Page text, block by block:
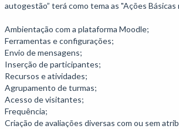
autogestão” terá como tema as "Ações
Ambientação com a plataforma Moodle;
Ferramentas e configurações;
Envio de mensagens;
Inserção de participantes;
Recursos e atividades;
Agrupamento de turmas;
Acesso de visitantes;
Frequência;
Criação de avaliações diversas com ou sem